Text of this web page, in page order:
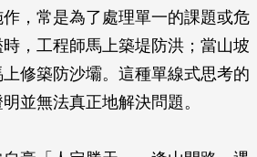
，常是為了處理單一的課題或危
，工程師馬上築堤防洪；當山坡
修築防沙壩。這種單線式思考的
並無法真正地解決問題。